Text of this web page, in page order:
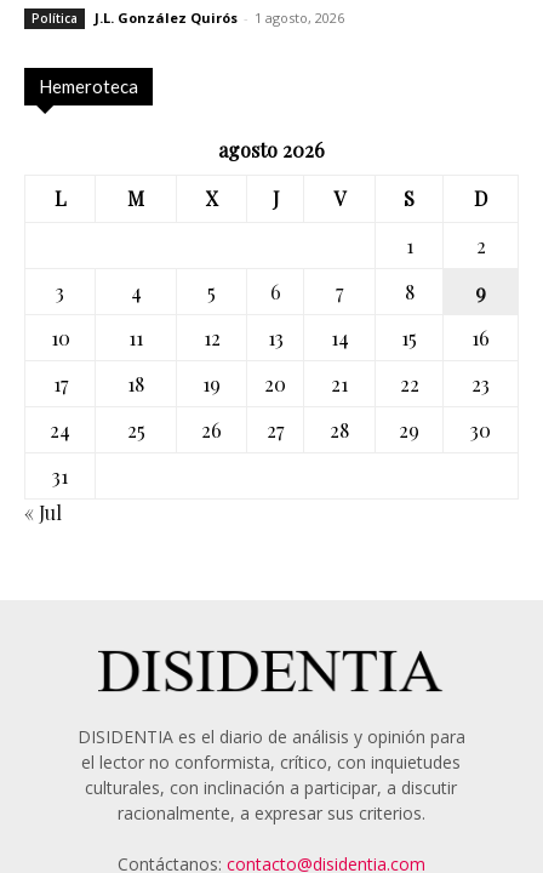
Política J.L. González Quirós - 1 agosto, 2026
Hemeroteca
agosto 2026
L
M X J V S
D
1
2
3
4 5 6 7 8
9
10
11 12 13 14 15
16
17
18 19 20 21 22
23
24
25 26 27 28 29
30
31
« Jul
DISIDENTIA es el diario de análisis y opinión para
el lector no conformista, crítico, con inquietudes
culturales, con inclinación a participar, a discutir
racionalmente, a expresar sus criterios.
Contáctanos: contacto@disidentia.com